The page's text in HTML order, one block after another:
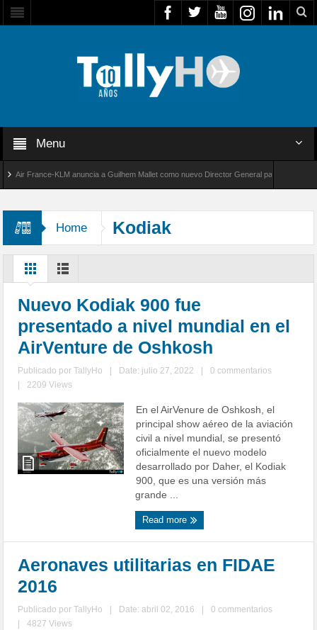
Menu
France-KLM anuncia a Guilhem Mallet como nuevo Director General para América Latina
Home Kodiak
Nuevo Kodiak 900 fue
presentado a nivel mundial en el
AirVenture de Oshkosh
Publicado porTallyHo Date: julio 27, 2022
0 commentarios
2209 Views
En el AirVenure de Oshkosh, el
principal show aéreo de la aviación
civil a nivel mundial, se presentó
oficialmente el nuevo modelo
desarrollado por Daher, el Kodiak
900, que es una versión más
grande ...
Read more
Aeronaves utilitarias en FIDAE
2016
Publicado porTallyHo Date: abril 02, 2016
0 commentarios
4827 Views